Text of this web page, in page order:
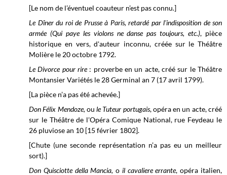
[Le nom de l’éventuel coauteur n’est pas connu.]
Le Dîner du roi de Prusse à Paris, retardé par l'indisposition de son
armée (Qui paye les violons ne danse pas toujours, etc.), pièce
historique en vers, d'auteur inconnu, créée sur le Théâtre
Molière le 20 octobre 1792.
Le Divorce pour rire : proverbe en un acte, créé sur leThéâtre
Montansier Variétés le 28 Germinal an 7 (17 avril 1799).
[La pièce n’a pas été achevée.]
Don Félix Mendoze, ou le Tuteur portugais, opéra en un acte, créé
sur le Théâtre de l'Opéra Comique National, rue Feydeau le
26 pluviosean 10 [15 février 1802].
[Chute (une seconde représentation n’a pas eu un meilleur
sort).]
Don Quisciotte della Mancia, o il cavaliere errante, opéra italien,